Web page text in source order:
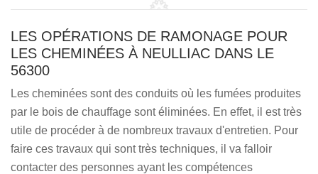
LES OPÉRATIONS DE RAMONAGE POUR
LES CHEMINÉES À NEULLIAC DANS LE
56300
Les cheminées sont des conduits où les fumées produites
par le bois de chauffage sont éliminées. En effet, il est très
utile de procéder à de nombreux travaux d'entretien. Pour
faire ces travaux qui sont très techniques, il va falloir
contacter des personnes ayant les compétences